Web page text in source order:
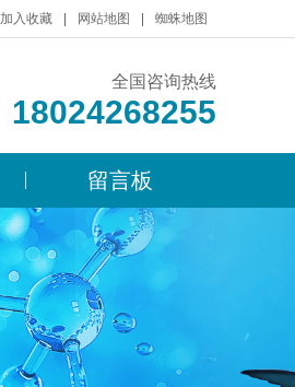
加入收藏 网站地图 蜘蛛地图
全国咨询热线
18024268255
留言板